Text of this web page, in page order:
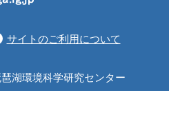
サイトのご利用について
湖環境科学研究センター